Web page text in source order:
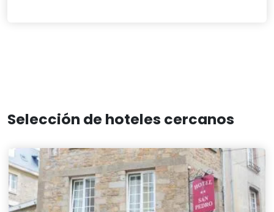
Selección de hoteles cercanos